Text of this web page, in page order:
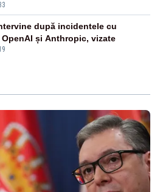
după incidentele cu
și Anthropic, vizate